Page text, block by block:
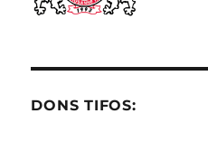
DONS TIFOS: